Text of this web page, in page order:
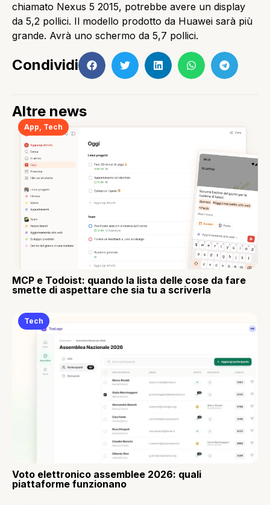
chiamato Nexus 5 2015, potrebbe avere un display
da 5,2 pollici. Il modello prodotto da Huawei sarà più
grande. Avrà uno schermo da 5,7 pollici.
Condividi
Altre news
App Tech
MCP e Todoist: quando la lista delle cose da fare
smette di aspettare che sia tu a scriverla
Tech
Voto elettronico assemblee 2026: quali
piattaforme funzionano